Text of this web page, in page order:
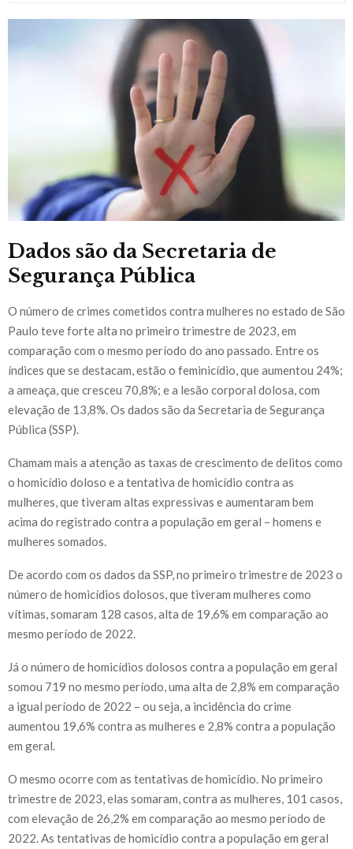
Dados são da Secretaria de
Segurança Pública
O número de crimes cometidos contra mulheres no estado de São
Paulo teve forte alta no primeiro trimestre de 2023, em
comparação com o mesmo período do ano passado. Entre os
índices que se destacam, estão o feminicídio, que aumentou 24%;
a ameaça, que cresceu 70,8%; e a lesão corporal dolosa, com
elevação de 13,8%. Os dados são da Secretaria de Segurança
Pública (SSP).
Chamam mais a atenção as taxas de crescimento de delitos como
o homicídio doloso e a tentativa de homicídio contra as
mulheres, que tiveram altas expressivas e aumentaram bem
acima do registrado contra a população em geral – homens e
mulheres somados.
De acordo com os dados da SSP, no primeiro trimestre de 2023 o
número de homicídios dolosos, que tiveram mulheres como
vítimas, somaram 128 casos, alta de 19,6% em comparação ao
mesmo período de 2022.
Já o número de homicídios dolosos contra a população em geral
somou 719 no mesmo período, uma alta de 2,8% em comparação
a igual período de 2022 – ou seja, a incidência do crime
aumentou 19,6% contra as mulheres e 2,8% contra a população
em geral.
O mesmo ocorre com as tentativas de homicídio. No primeiro
trimestre de 2023, elas somaram, contra as mulheres, 101 casos,
com elevação de 26,2% em comparação ao mesmo período de
2022. As tentativas de homicídio contra a população em geral